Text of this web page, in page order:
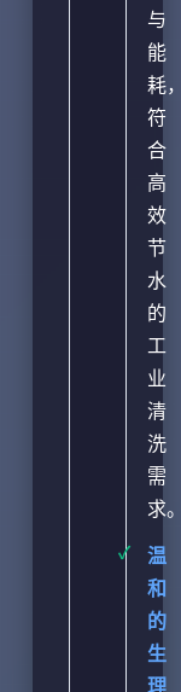
与
能
耗
符
合
高
效
节
水
的
工
业
清
洗
需
求
温
和
的
生
理